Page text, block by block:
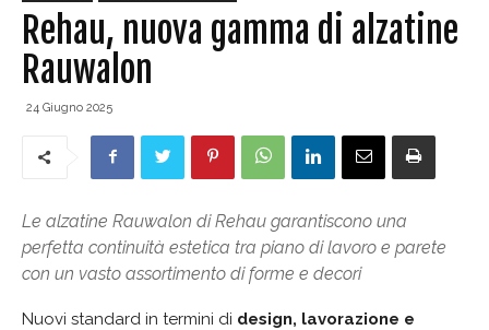
Rehau, nuova gamma di alzatine
Rauwalon
24 Giugno 2025
Le alzatine Rauwalon di Rehau garantiscono una
perfetta continuità estetica tra piano di lavoro e parete
con un vasto assortimento di forme e decori
Nuovi standard in termini di design, lavorazione e